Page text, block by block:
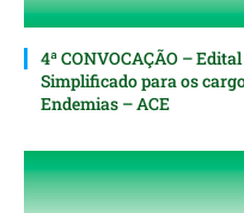
4ª CONVOCAÇÃO –
Simplificado para os
Endemias – ACE